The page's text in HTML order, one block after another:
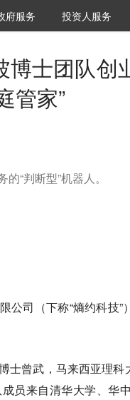
市之窗
府服务 VClub投资机构库
投资机构职位推介
投资人服务
博士团队创
管家”
“判断型”机器人。
公司（下称“熵约科技
士曾武，马来西亚理
员来自清华大学、华